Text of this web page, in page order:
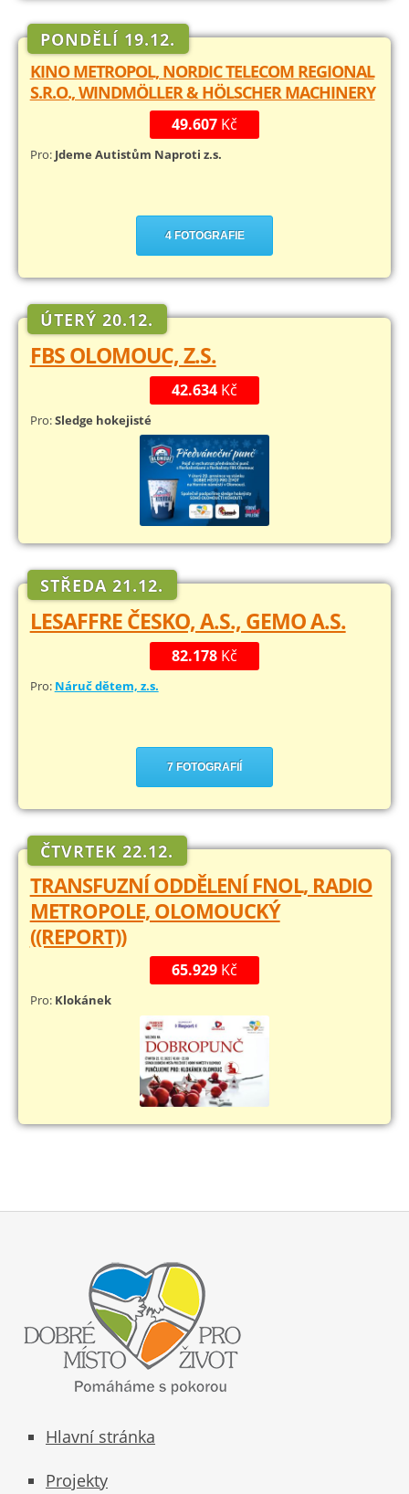
PONDĚLÍ 19.12.
KINO METROPOL, NORDIC TELECOM REGIONAL
S.R.O., WINDMÖLLER & HÖLSCHER MACHINERY
49.607 Kč
Pro: Jdeme Autistům Naproti z.s.
4 FOTOGRAFIE
ÚTERÝ 20.12.
FBS OLOMOUC, Z.S.
42.634 Kč
Pro:Sledge hokejisté
STŘEDA 21.12.
LESAFFRE ČESKO, A.S., GEMO A.S.
82.178 Kč
Pro: Náruč dětem, z.s.
7 FOTOGRAFIÍ
ČTVRTEK 22.12.
TRANSFUZNÍ ODDĚLENÍ FNOL, RADIO
METROPOLE, OLOMOUCKÝ
((REPORT))
65.929 Kč
Pro: Klokánek
Hlavní stránka
Projekty